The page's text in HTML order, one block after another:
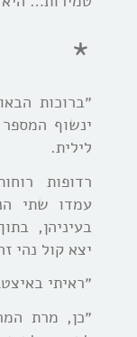
*
״ברוכות
ינשוף
לילית.
רדופות
עמדו שתי
בעיניהן,
יצא קול נהי
״ראיתי
״כן, מרת